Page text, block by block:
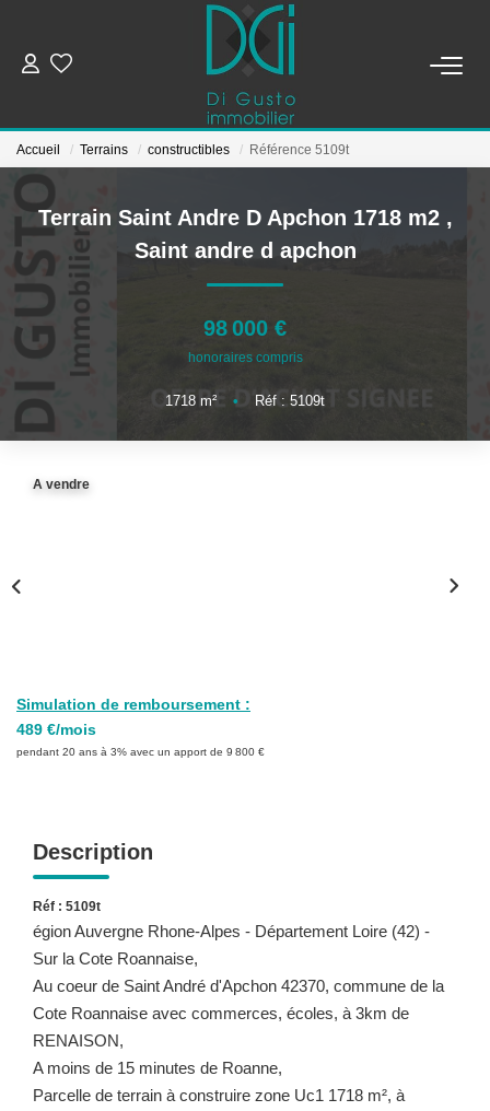
ESTIMER ET METTRE EN VENTE
BIENS VENDUS
Qui Sommes-Nous
Notre Équipe
Accueil Terrains constructibles Référence 5109t
Terrain Saint Andre D Apchon 1718 m2 ,
Saint andre d apchon
98 000 €
honoraires compris
1718 m² • Réf : 5109t
A vendre
Simulation de remboursement :
489 €/mois
pendant 20 ans à 3% avec un apport de 9 800 €
Description
Réf : 5109t
égion Auvergne Rhone-Alpes - Département Loire (42) -
Sur la Cote Roannaise,
Au coeur de Saint André d'Apchon 42370, commune de la
Cote Roannaise avec commerces, écoles, à 3km de
RENAISON,
A moins de 15 minutes de Roanne,
Parcelle de terrain à construire zone Uc1 1718 m², à